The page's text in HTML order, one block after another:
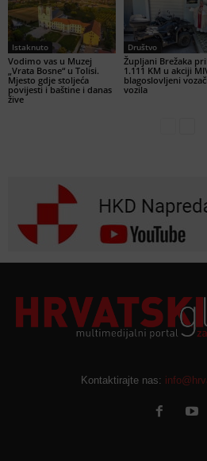
Istaknuto
Vodimo vas u Muzej
„Vrata Bosne“ u Tolisi.
Mjesto gdje stoljeća
povijesti i baštine i danas
žive
Društvo
Župljani Brežaka
1.111 KM u akciji
blagoslovljeni
vozila
Kontaktirajte nas: